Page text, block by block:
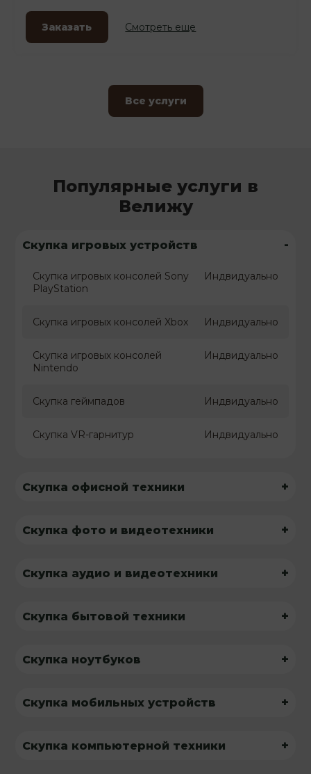
Заказать Смотреть еще
Все услуги
Популярные услуги в
Велижу
Скупка игровых устройств -
Скупка игровых консолей Sony
PlayStation
Индвидуально
Скупка игровых консолей Xbox Индвидуально
Скупка игровых консолей
Nintendo
Индвидуально
Скупка геймпадов Индвидуально
Скупка VR-гарнитур Индвидуально
Скупка офисной техники +
Скупка фото и видеотехники +
Скупка аудио и видеотехники +
Скупка бытовой техники +
Скупка ноутбуков +
Скупка мобильных устройств +
Скупка компьютерной техники +